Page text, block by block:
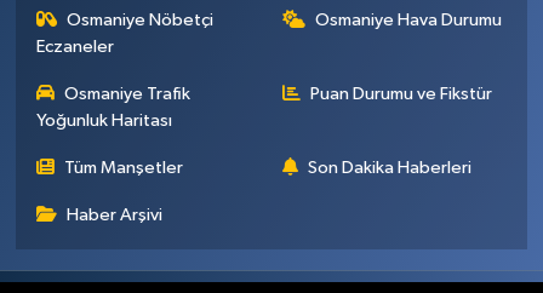
Osmaniye Nöbetçi
Eczaneler
Osmaniye Hava Durumu
Osmaniye Trafik
Yoğunluk Haritası
Puan Durumu ve Fikstür
Tüm Manşetler Son Dakika Haberleri
Haber Arşivi